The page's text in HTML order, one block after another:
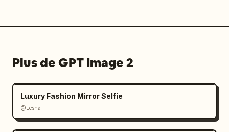
Plus de GPT Image 2
Luxury Fashion Mirror Selfie
@Eesha